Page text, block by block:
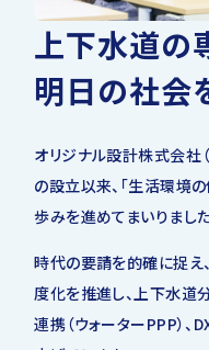
採用情報
新しい取り組み
個人投資家の皆様へ
For Overseas
公式
上下水道の
明日の社会
オリジナル設計株式会社（
の設立以来、「生活環境
歩みを進めてまいりました
時代の要請を的確に捉え
度化を推進し、上下水道
連携（ウォーターPPP）